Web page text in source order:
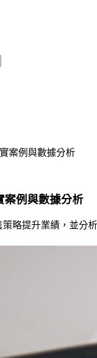
案例與數據分析
案例與數據分析
略提升業績，並分